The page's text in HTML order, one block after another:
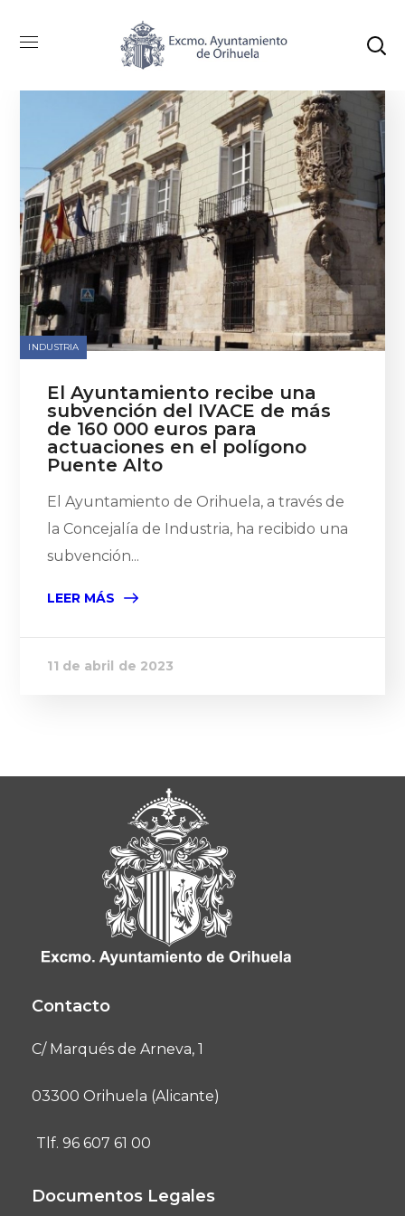
INDUSTRIA
El Ayuntamiento recibe una
subvención del IVACE de más
de 160 000 euros para
actuaciones en el polígono
Puente Alto
El Ayuntamiento de Orihuela, a través de
la Concejalía de Industria, ha recibido una
subvención...
LEER MÁS
11 de abril de 2023
Contacto
C/ Marqués de Arneva, 1
03300 Orihuela (Alicante)
Tlf. 96 607 61 00
Documentos Legales